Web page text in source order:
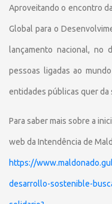
Aproveitando o encontro
Global para o
lançamento nacional, no
pessoas ligadas ao
entidades públicas quer da
Para saber mais sobre a
web da Intendência de
https://
desarrollo-sostenible-